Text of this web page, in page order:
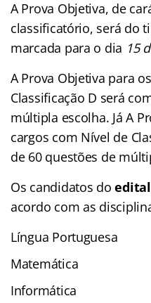
A Prova Objetiva, de
classificatório, será do
marcada para o dia 15
A Prova Objetiva para
Classificação D será
múltipla escolha. Já A
cargos com Nível de
de 60 questões de
Os candidatos doedital
acordo com as
Língua Portuguesa
Matemática
Informática